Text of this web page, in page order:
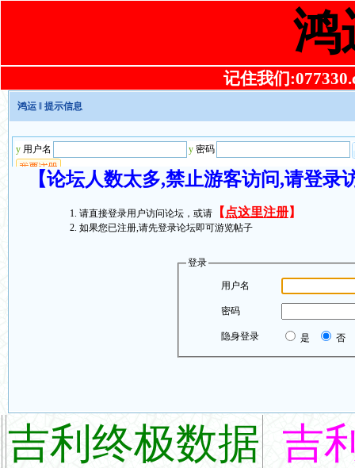
鸿
记住我们
鸿运 ‖ 提示信息
【论坛人数太多,禁止游客访问,请登
请直接登录用户访问论坛，或请 【 点这里注册】
如果您已注册,请先登录论坛即可游览帖子
登录
用户名
密码
隐身登录 是 否
吉利终极数据 吉